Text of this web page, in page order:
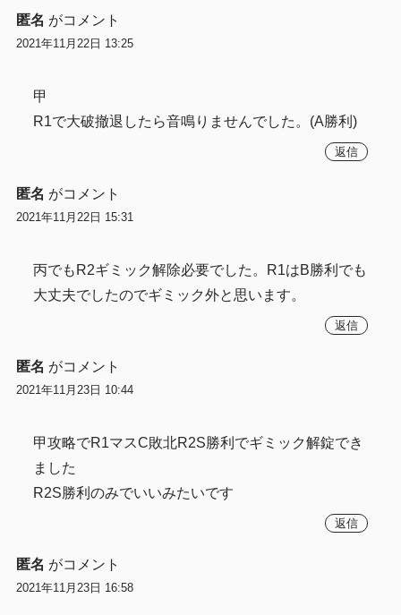
匿名 がコメント
2021年11月22日 13:25
甲
R1で大破撤退したら音鳴りませんでした。(A勝利)
返信
匿名 がコメント
2021年11月22日 15:31
丙でもR2ギミック解除必要でした。R1はB勝利でも
大丈夫でしたのでギミック外と思います。
返信
匿名 がコメント
2021年11月23日 10:44
甲攻略でR1マスC敗北R2S勝利でギミック解錠でき
ました
R2S勝利のみでいいみたいです
返信
匿名 がコメント
2021年11月23日 16:58